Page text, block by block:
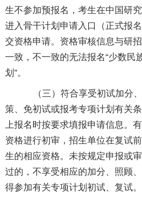
生不参加预报名，考生在中国研
进入骨干计划申请入口（正式报
交资格申请。资格审核信息与研
一致，不一致的无法报名“少数民
划”。
（三）符合享受初试加分、
策、免初试或报考专项计划有关
上报名时按要求填报申请信息。
资格进行初审，招生单位在复试
生的相应资格。未按规定申报或
过的，不享受相应的加分、照顾
得参加有关专项计划初试、复试。